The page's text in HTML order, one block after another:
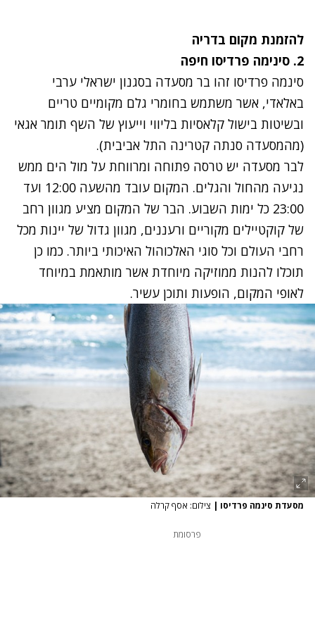
להזמנת מקום בדריה
2. סינימה פרדיסו חיפה
סינמה פרדיסו זהו בר מסעדה בסגנון ישראלי ערבי
באלאדי, אשר משתמש בחומרי גלם מקומיים טריים
ובשיטות בישול קלאסיות בליווי וייעוץ של השף תומר אגאי
(מהמסעדה סנתה קטרינה התל אביבית).
לבר מסעדה יש טרסה פתוחה ומרווחת על מול הים ממש
נגיעה מהחול והגלים. המקום עובד מהשעה 12:00 ועד
23:00 כל ימות השבוע. הבר של המקום מציע מגוון רחב
של קוקטיילים מקוריים ורעננים, מגוון גדול של יינות מכל
רחבי העולם וכל סוגי האלכוהול האיכותי ביותר. כמו כן
תוכלו להנות ממוזיקה מיוחדת אשר מותאמת במיוחד
לאופי המקום, הופעות ותוכן עשיר.
מסעדת סינמה פרדיסו | צילום: אסף קרלה
פרסומת